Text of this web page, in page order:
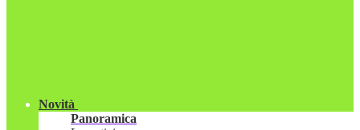
Novità
Panoramica